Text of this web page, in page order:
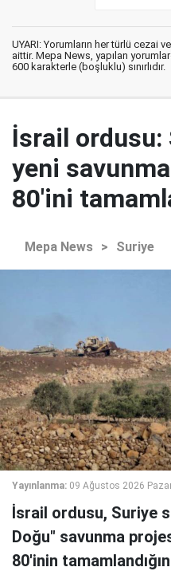
UYARI: Yorumların her türlü cezai
aittir. Mepa News, yapılan
600 karakterle (boşluklu) sınırlıdır.
İsrail ordusu:
yeni
80'ini
Mepa News > Suriye
Yayınlanma: 09 Ağustos 2026
İsrail ordusu, Suriye
Doğu" savunma
80'inin